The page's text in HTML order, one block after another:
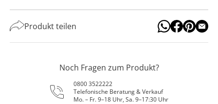
Produkt teilen
Noch Fragen zum Produkt?
0800 3522222
Telefonische Beratung & Verkauf
Mo. – Fr. 9–18 Uhr, Sa. 9–17:30 Uhr